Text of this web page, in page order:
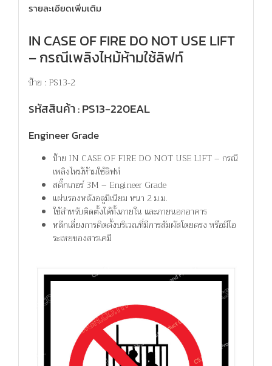
รายละเอียดเพิ่มเติม
IN CASE OF FIRE DO NOT USE LIFT
– กรณีเพลิงไหม้ห้ามใช้ลิฟท์
ป้าย : PS13-2
รหัสสินค้า : PS13-220EAL
Engineer Grade
ป้าย IN CASE OF FIRE DO NOT USE LIFT – กรณี
เพลิงไหม้ห้ามใช้ลิฟท์
สติ๊กเกอร์ 3M – Engineer Grade
แผ่นรองหลังอลูมิเนียม หนา 2 ม.ม.
ใช้สำหรับติดตั้งได้ทั้งภายใน และภายนอกอาคาร
หลีกเลี่ยงการติดตั้งบริเวณที่มีการสัมผัสโดยตรง หรือมีไอ
ระเหยของสารเคมี